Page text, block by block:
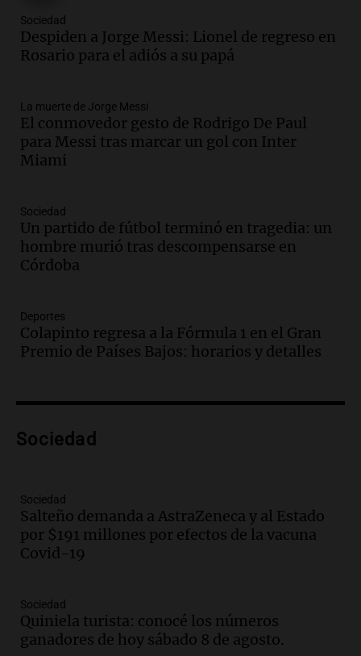
Audio.Messi llegará esta noche a
Rosario para acompañar a su familia
Episodios
Audio.Ley de Propiedad Privada: el revés
en el Congreso expuso una debilidad
comunicacional del Gobierno
Episodios
Audio.Casabindo se prepara para una
celebración única: 30.000 turistas y el
tradicional Toreo de la Vincha
Audio. Borges, abogada de Pourrain:
"Tres hombres se lo llevaron para
hacerle preguntas y nunca regresó"
Episodios
metros del río Suquía y retiraron hasta
Episodios
Audio.La historia de la servilleta que
firmó Jorge Messi para el primer
contrato de Leo con Barcelona
Audio.Joan Gaspart: "Sin Jorge, no sé si
Messi hubiera llegado adonde llegó"
Sociedad
Despiden a Jorge Messi: Lionel de regreso en
Rosario para el adiós a su papá
La muerte de Jorge Messi
El conmovedor gesto de Rodrigo De Paul
para Messi tras marcar un gol con Inter
Miami
Sociedad
Un partido de fútbol terminó en tragedia: un
hombre murió tras descompensarse en
Córdoba
Deportes
Colapinto regresa a la Fórmula 1 en el Gran
Premio de Países Bajos: horarios y detalles
Sociedad
Sociedad
Salteño demanda a AstraZeneca y al Estado
por $191 millones por efectos de la vacuna
Covid-19
Sociedad
Quiniela turista: conocé los números
ganadores de hoy sábado 8 de agosto.